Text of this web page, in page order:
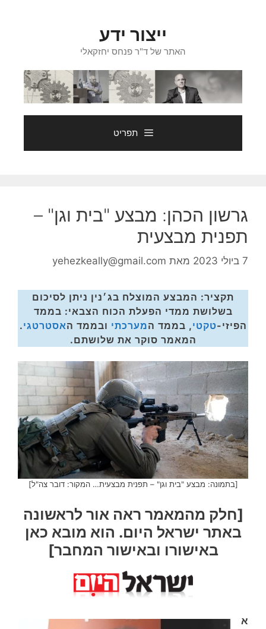
ייצור ידע
האתר של ד"ר פנחס יחזקאלי
תפריט
גרשון הכהן: מבצע "בית וגן" –
תפנית מבצעית
7 ביולי 2023 מאת yehezkeally@gmail.com
תקציר: המבצע המוצלח בג׳נין ניתן לסיכום
בשלושת ממדי הפעלת הכוח הצבאי: בממד
הפיזי-טקטי, בממד המערכתי ובממד האסטרטגי.
המאמר סוקר את שלושתם.
[בתמונה: מבצע "בית וגן" – תפנית מבצעית… המקור: דובר צה"ל]
[חלק מהמאמר ראה אור לראשונה
באתר ישראל היום. הוא מובא כאן
באישורו ובאישור המחבר]
א